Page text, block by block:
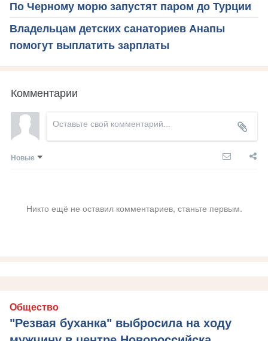
По Черному морю запустят паром до Турции
Владельцам детских санаториев Анапы
помогут выплатить зарплаты
Комментарии
Новые
Никто ещё не оставил комментариев, станьте первым.
Общество
"Резвая буханка" выбросила на ходу